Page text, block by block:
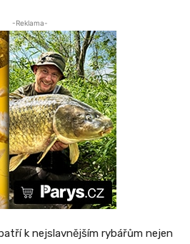
-Reklama-
k nejslavnějším rybářům nejen